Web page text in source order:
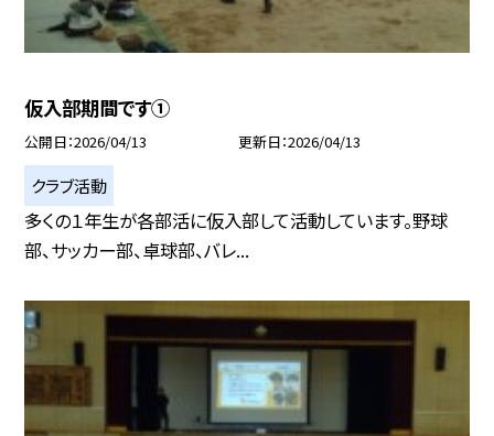
仮入部期間です①
公開日 2026/04/13 更新日 2026/04/13
クラブ活動
多くの１年生が各部活に仮入部して活動しています。野球
部、サッカー部、卓球部、バレ...